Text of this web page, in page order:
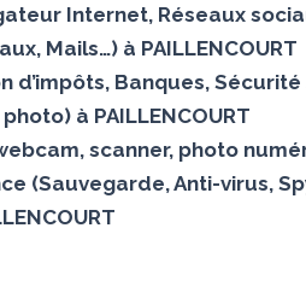
Internet, Réseaux
Mails…) à PAILLENCOURT
Banques, Sécurité
à PAILLENCOURT
scanner, photo
(Sauvegarde, Anti-virus,